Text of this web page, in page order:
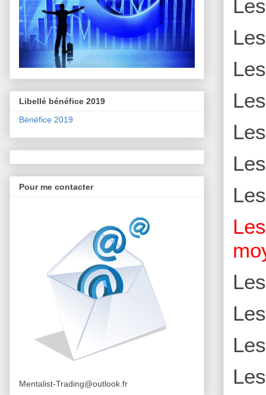
Libellé bénéfice 2019
Bénéfice 2019
Pour me contacter
Mentalist-Trading@outlook.fr